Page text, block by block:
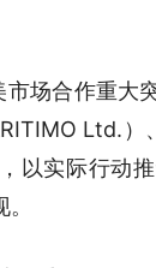
场合作重大
Ltd.
以实际行动